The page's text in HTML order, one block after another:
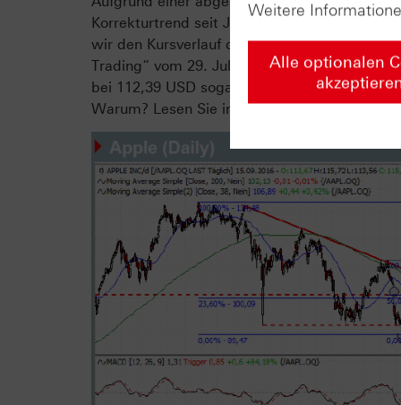
Korrekturtrend seit Juli 2015 (akt. bei 100,99
wir den Kursverlauf der Apple-Aktie zuletzt
Trading“ vom 29. Juli und 3. August).
bei 112,39 USD sogar deutlich hinter sich
Warum? Lesen Sie in der ganzen Analyse zu
Weitere
Alle optionalen